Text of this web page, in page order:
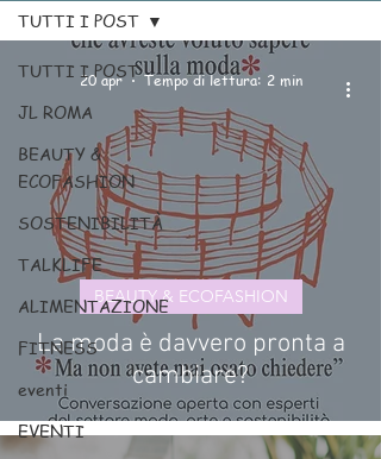
TUTTI I POST
JL ROMA
BEAUTY &
ECOFASHION
SOSTENIBILITÀ
TALKLIFE
ALIMENTAZIONE
FITNESS
eventi
EVENTI
TUTTI I POST
La moda è davvero pronta a
cambiare?
BEAUTY & ECOFASHION
20 apr Tempo di lettura: 2 min